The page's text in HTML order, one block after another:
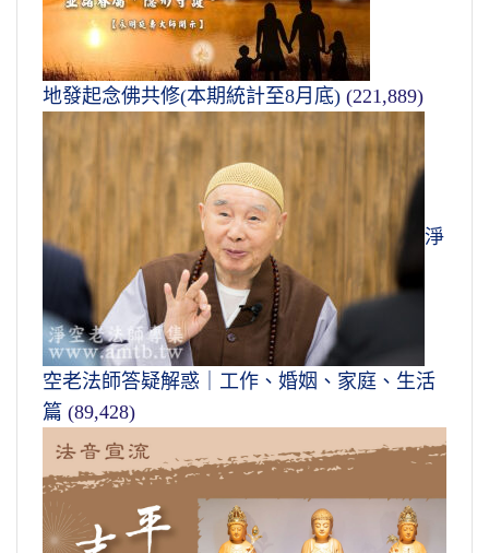
地發起念佛共修(本期統計至8月底) (221,889)
淨
空老法師答疑解惑｜工作、婚姻、家庭、生活
篇 (89,428)